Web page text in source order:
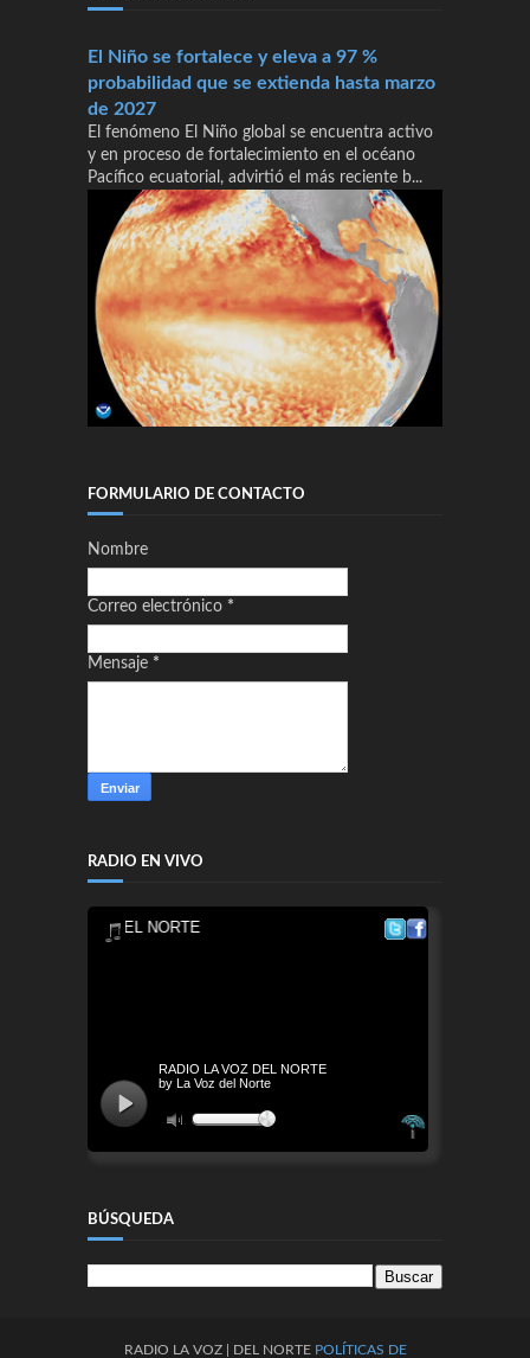
El Niño se fortalece y eleva a 97 %
probabilidad que se extienda hasta marzo
de 2027
El fenómeno El Niño global se encuentra activo
y en proceso de fortalecimiento en el océano
Pacífico ecuatorial, advirtió el más reciente b...
FORMULARIO DE CONTACTO
Nombre
Correo electrónico *
Mensaje *
RADIO EN VIVO
BÚSQUEDA
RADIO LA VOZ| DEL NORTE POLÍTICAS DE